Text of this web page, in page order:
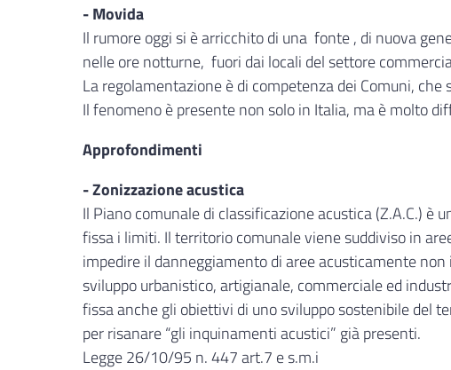
- Movida
Il rumore oggi si è arricchito di una fonte , di nuova
nelle ore notturne, fuori dai locali del settore
La regolamentazione è di competenza dei Comuni,
Il fenomeno è presente non solo in Italia, ma è molto
Approfondimenti
- Zonizzazione acustica
Il Piano comunale di classificazione acustica (Z.A.C.)
fissa i limiti. Il territorio comunale viene suddiviso in
impedire il danneggiamento di aree acusticamente
sviluppo urbanistico, artigianale, commerciale ed
fissa anche gli obiettivi di uno sviluppo sostenibile del
per risanare “gli inquinamenti acustici” già presenti.
Legge 26/10/95 n. 447 art.7 e s.m.i